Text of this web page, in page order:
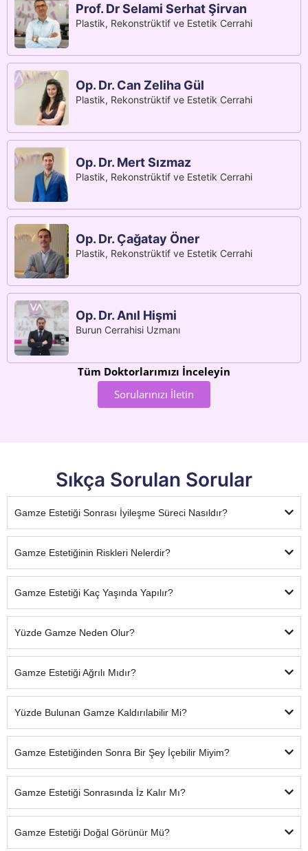
Prof. Dr Selami Serhat Şirvan
Plastik, Rekonstrüktif ve Estetik Cerrahi
Op. Dr. Can Zeliha Gül
Plastik, Rekonstrüktif ve Estetik Cerrahi
Op. Dr. Mert Sızmaz
Plastik, Rekonstrüktif ve Estetik Cerrahi
Op. Dr. Çağatay Öner
Plastik, Rekonstrüktif ve Estetik Cerrahi
Op. Dr. Anıl Hişmi
Burun Cerrahisi Uzmanı
Tüm Doktorlarımızı İnceleyin
Sorularınızı İletin
Sıkça Sorulan Sorular
Gamze Estetiği Sonrası İyileşme Süreci Nasıldır?
Gamze Estetiğinin Riskleri Nelerdir?
Gamze Estetiği Kaç Yaşında Yapılır?
Yüzde Gamze Neden Olur?
Gamze Estetiği Ağrılı Mıdır?
Yüzde Bulunan Gamze Kaldırılabilir Mi?
Gamze Estetiğinden Sonra Bir Şey İçebilir Miyim?
Gamze Estetiği Sonrasında İz Kalır Mı?
Gamze Estetiği Doğal Görünür Mü?